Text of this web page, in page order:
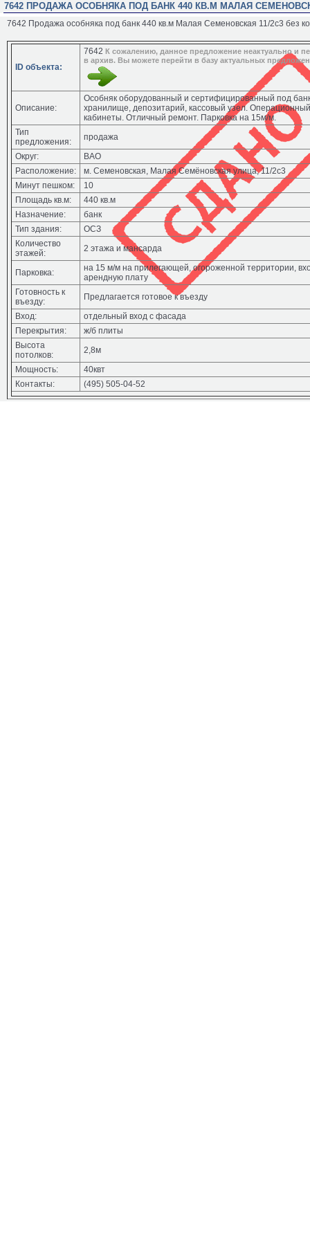
7642 ПРОДАЖА ОСОБНЯКА ПОД БАНК 440 КВ.М МАЛАЯ
7642 Продажа особняка под банк 440 кв.м Малая Семеновская 11/2с3 без
ID объекта:
7642 К сожалению, данное предложение неактуально и
в архив. Вы можете перейти в базу актуальных
Описание:
Особняк оборудованный и сертифицированный под
хранилище, депозитарий, кассовый узел.
кабинеты. Отличный ремонт. Парковка на 15м/м.
Тип
предложения:
продажа
Округ:
ВАО
Расположение:
м. Семеновская, Малая Семёновская улица, 11/2с3
Минут пешком:
10
Площадь кв.м:
440 кв.м
Назначение:
банк
Тип здания:
ОСЗ
Количество
этажей:
2 этажа и мансарда
Парковка:
на 15 м/м на прилегающей, огороженной территории,
арендную плату
Готовность к
въезду:
Предлагается готовое к въезду
Вход:
отдельный вход с фасада
Перекрытия:
ж/б плиты
Высота
потолков:
2,8м
Мощность:
40квт
Контакты:
(495) 505-04-52